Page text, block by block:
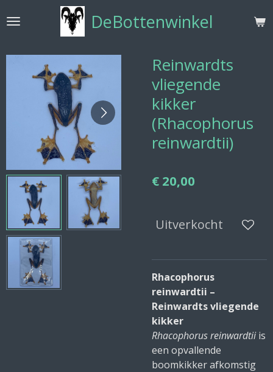
direct
de
hoofdinhoud
DeBottenwinkel
Reinwardts
vliegende
kikker
(Rhacophorus
reinwardtii)
€ 20,00
Uitverkocht
Rhacophorus
reinwardtii –
Reinwardts vliegende
kikker
Rhacophorus reinwardtiiis
een opvallende
boomkikker afkomstig